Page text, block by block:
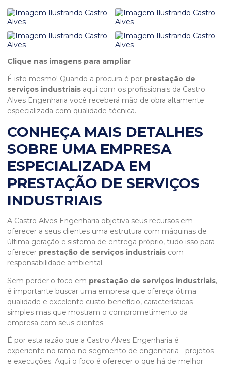
Clique nas imagens para ampliar
É isto mesmo! Quando a procura é por prestação de
serviços industriais aqui com os profissionais da Castro
Alves Engenharia você receberá mão de obra altamente
especializada com qualidade técnica.
CONHEÇA MAIS DETALHES
SOBRE UMA EMPRESA
ESPECIALIZADA EM
PRESTAÇÃO DE SERVIÇOS
INDUSTRIAIS
A Castro Alves Engenharia objetiva seus recursos em
oferecer a seus clientes uma estrutura com máquinas de
última geração e sistema de entrega próprio, tudo isso para
oferecer prestação de serviços industriais com
responsabilidade ambiental.
Sem perder o foco em prestação de serviços industriais,
é importante buscar uma empresa que ofereça ótima
qualidade e excelente custo-benefício, características
simples mas que mostram o comprometimento da
empresa com seus clientes.
É por esta razão que a Castro Alves Engenharia é
experiente no ramo no segmento de engenharia - projetos
e execuções. Aqui o foco é oferecer o que há de melhor